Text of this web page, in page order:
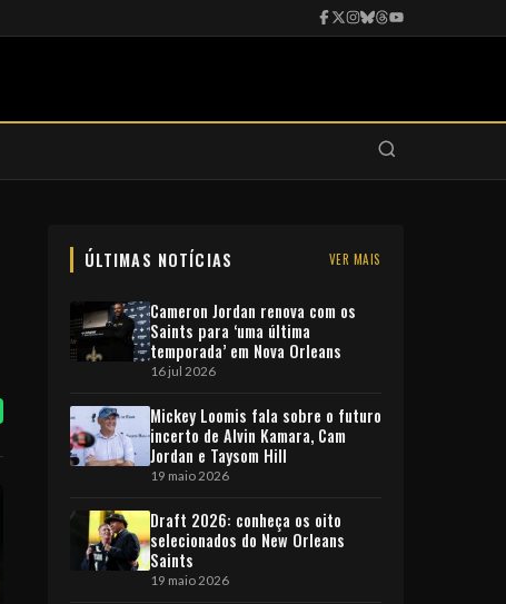
ÚLTIMAS NOTÍCIAS VER MAIS
Cameron Jordan renova com os
Saints para ‘uma última
temporada’ em Nova Orleans
16 jul 2026
Mickey Loomis fala sobre o futuro
incerto de Alvin Kamara, Cam
Jordan e Taysom Hill
19 maio 2026
Draft 2026: conheça os oito
selecionados do New Orleans
Saints
19 maio 2026